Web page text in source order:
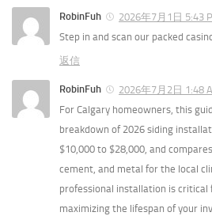
RobinFuh
2026年7月1日 5:43
Step in and scan our packed
返信
RobinFuh
2026年7月2日 1:48
For Calgary homeowners, this
breakdown of 2026 siding
$10,000 to $28,000, and
cement, and metal for the local
professional installation is
maximizing the lifespan of your